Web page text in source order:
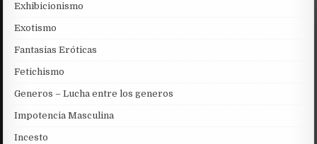
Exhibicionismo
Exotismo
Fantasias Eróticas
Fetichismo
Generos – Lucha entre los generos
Impotencia Masculina
Incesto